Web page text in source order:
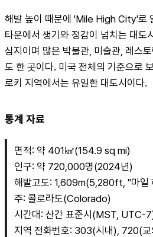
해발 높이 때문에 'Mile High City'로
타운에서 생기와 정감이 넘치는 대도
심지이며 많은 박물관, 미술관, 레스
도 한 곳이다. 미국 전체의 기준으로
로키 지역에서는 유일한 대도시이다.
통계 자료
면적: 약 401㎢(154.9 sq mi)
인구: 약 720,000명(2024년)
해발고도: 1,609m(5,280ft, "마일
주: 콜로라도(Colorado)
시간대: 산간 표준시(MST, UTC-
지역 전화번호: 303(시내), 720(교